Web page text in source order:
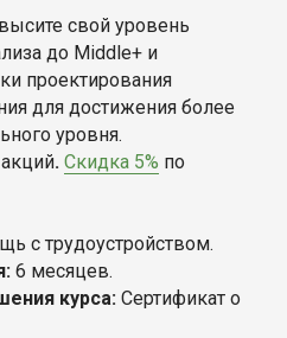
свой уровень
до Middle+ и
проектирования
для достижения более
уровня.
. Скидка 5% по
с трудоустройством.
6 месяцев.
курса: Сертификат о